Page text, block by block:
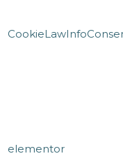
elementor